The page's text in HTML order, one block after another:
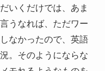
いくだけでは、あま
うなれば、ただワー
なかったので、英語
。そのようにならな